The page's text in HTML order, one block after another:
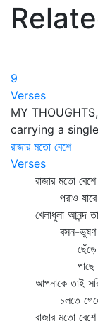
9
Verses
MY
carrying a
রাজার মতো বেশে
Verses
রাজার মতো বেশে
পরাও যারে
খেলাধুলা আনন্দ
বসন-ভুষণ হয়
ছেঁড়ে পাছে
পাছে ধুলায়
আপনাকে তাই
চলতে গেলে
রাজার মতো বেশে